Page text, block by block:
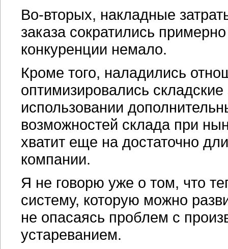
Во-вторых, накладные
заказа сократились
конкуренции немало.
Кроме того, наладились
оптимизировались
использовании
возможностей склада при
хватит еще на достаточно
компании.
Я не говорю уже о том, что
систему, которую можно
не опасаясь проблем с
устареванием.